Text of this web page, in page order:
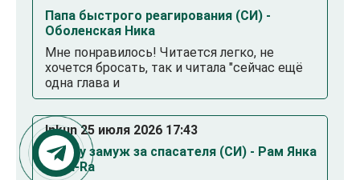
Папа быстрого реагирования (СИ) -
Оболенская Ника
Мне понравилось! Читается легко, не
хочется бросать, так и читала "сейчас ещё
одна глава и
Inkun 25 июля 2026 17:43
Выйду замуж за спасателя (СИ) - Рам Янка
Янка-Ra